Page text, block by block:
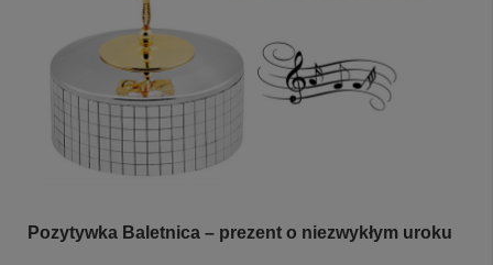
Pozytywka Baletnica – prezent o niezwykłym uroku